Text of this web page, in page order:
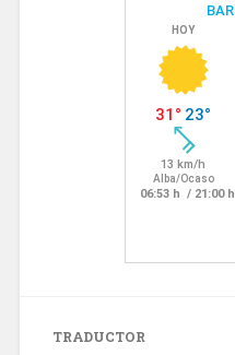
TRADUCTOR